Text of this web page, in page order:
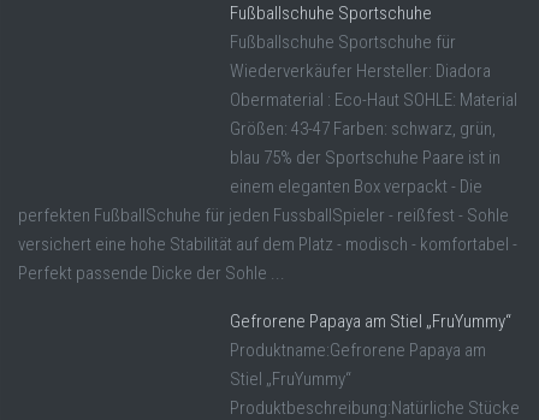
Fußballschuhe Sportschuhe
Fußballschuhe Sportschuhe für
Wiederverkäufer Hersteller: Diadora
Obermaterial : Eco-Haut SOHLE: Material
Größen: 43-47 Farben: schwarz, grün,
blau 75% der Sportschuhe Paare ist in
einem eleganten Box verpackt - Die
perfekten FußballSchuhe für jeden FussballSpieler - reißfest - Sohle
versichert eine hohe Stabilität auf dem Platz - modisch - komfortabel -
Perfekt passende Dicke der Sohle ...
Gefrorene Papaya am Stiel „FruYummy“
Produktname:Gefrorene Papaya am
Stiel „FruYummy“
Produktbeschreibung:Natürliche Stücke